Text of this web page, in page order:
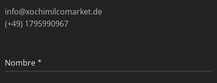
info@xochimilcomarket.de
(+49) 1795990967
Nombre